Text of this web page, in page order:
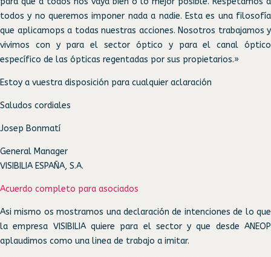
todos y no queremos imponer nada a nadie. Esta es una filosofía
que aplicamops a todas nuestras acciones. Nosotros trabajamos y
vivimos con y para el sector óptico y para el canal óptico
específico de las ópticas regentadas por sus propietarios.»
Estoy a vuestra disposición para cualquier aclaración
Saludos cordiales
Josep Bonmatí
General Manager
VISIBILIA ESPAÑA, S.A.
Acuerdo completo para asociados
Asi mismo os mostramos una declaración de intenciones de lo que
la empresa VISIBILIA quiere para el sector y que desde ANEOP
aplaudimos como una linea de trabajo a imitar.